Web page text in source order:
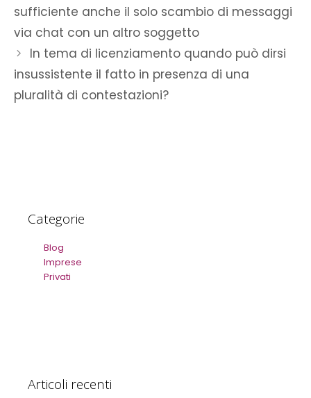
sufficiente anche il solo scambio di messaggi
via chat con un altro soggetto
In tema di licenziamento quando può dirsi
insussistente il fatto in presenza di una
pluralità di contestazioni?
Categorie
Blog
Imprese
Privati
Articoli recenti